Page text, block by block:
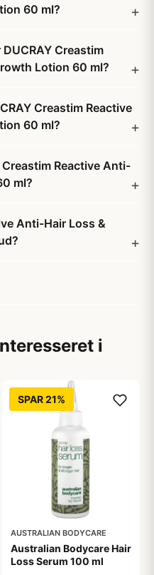
60 ml?
Creastim
Lotion 60 ml?
Creastim Reactive
60 ml?
Reactive Anti-
ml?
Anti-Hair Loss &
i
SPAR 21%
AUSTRALIAN BODYCARE
Australian Bodycare Hair
Loss Serum 100 ml